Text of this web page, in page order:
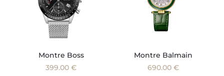
Montre Boss
399.00 €
Montre Balmain
690.00 €